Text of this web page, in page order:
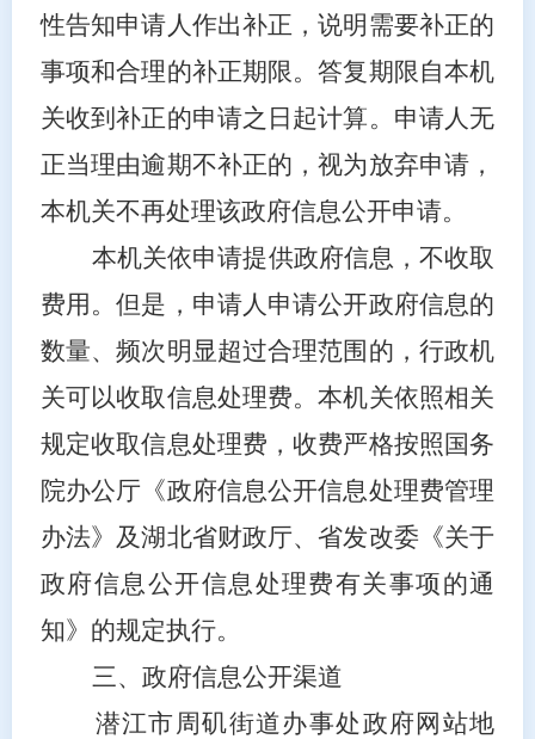
性告知申请人作出补正，说明需要补正的
事项和合理的补正期限。答复期限自本机
关收到补正的申请之日起计算。申请人无
正当理由逾期不补正的，视为放弃申请，
本机关不再处理该政府信息公开申请。
本机关依申请提供政府信息，不收取
费用。但是，申请人申请公开政府信息的
数量、频次明显超过合理范围的，行政机
关可以收取信息处理费。本机关依照相关
规定收取信息处理费，收费严格按照国务
院办公厅《政府信息公开信息处理费管理
办法》及湖北省财政厅、省发改委《关于
政府信息公开信息处理费有关事项的通
知》的规定执行。
三、政府信息公开渠道
潜江市周矶街道办事处政府网站地